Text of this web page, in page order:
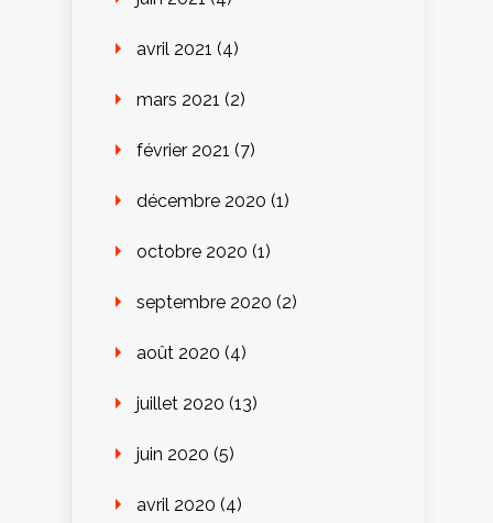
avril 2021 (4)
mars 2021 (2)
février 2021 (7)
décembre 2020 (1)
octobre 2020 (1)
septembre 2020 (2)
août 2020 (4)
juillet 2020 (13)
juin 2020 (5)
avril 2020 (4)